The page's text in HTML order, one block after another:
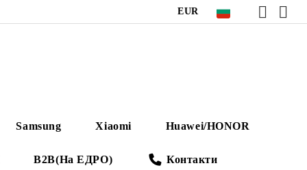
EUR
Samsung Xiaomi Huawei/HONOR
B2B(На ЕДРО) Контакти